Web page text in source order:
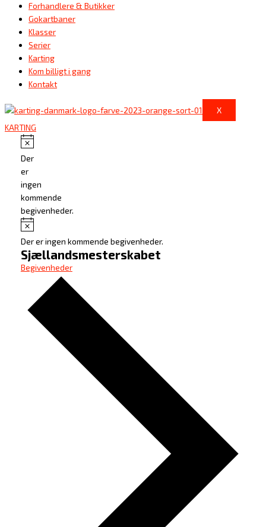
Forhandlere & Butikker
Gokartbaner
Klasser
Serier
Karting
Kom billigt i gang
Kontakt
X
KARTING
Notice
Der
er
ingen
kommende
begivenheder.
Notice
Der er ingen kommende begivenheder.
Sjællandsmesterskabet
Begivenheder